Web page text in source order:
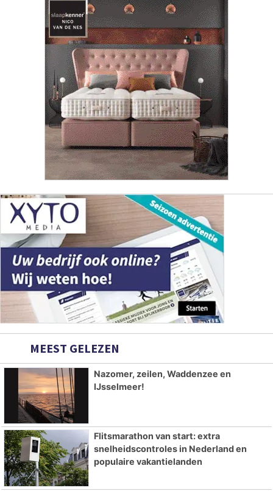
MEEST GELEZEN
Nazomer, zeilen, Waddenzee en
IJsselmeer!
Flitsmarathon van start: extra
snelheidscontroles in Nederland en
populaire vakantielanden